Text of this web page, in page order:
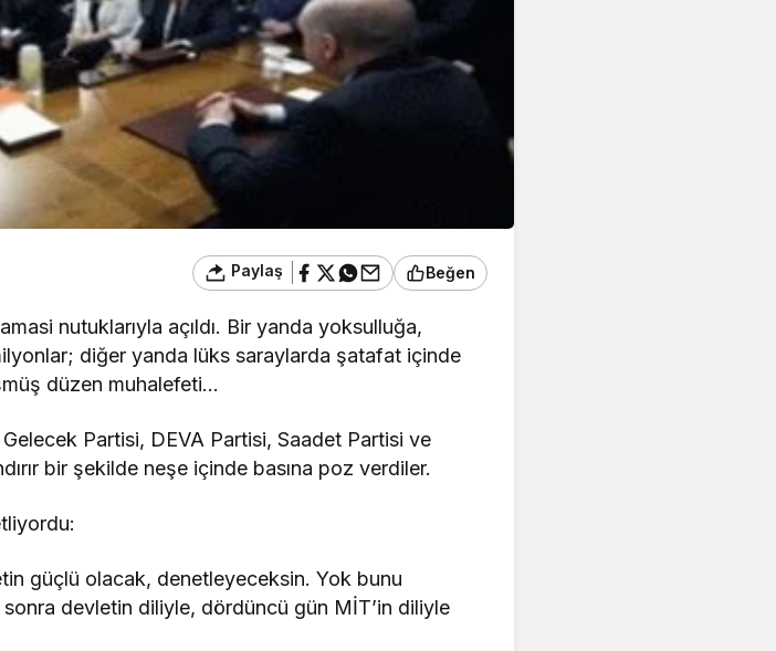
Paylaş Beğen
nutuklarıyla açıldı. Bir yanda yoksulluğa,
diğer yanda lüks saraylarda şatafat içinde
düzen muhalefeti…
Gelecek Partisi, DEVA Partisi, Saadet Partisi ve
bir şekilde neşe içinde basına poz verdiler.
güçlü olacak, denetleyeceksin. Yok bunu
devletin diliyle, dördüncü gün MİT’in diliyle